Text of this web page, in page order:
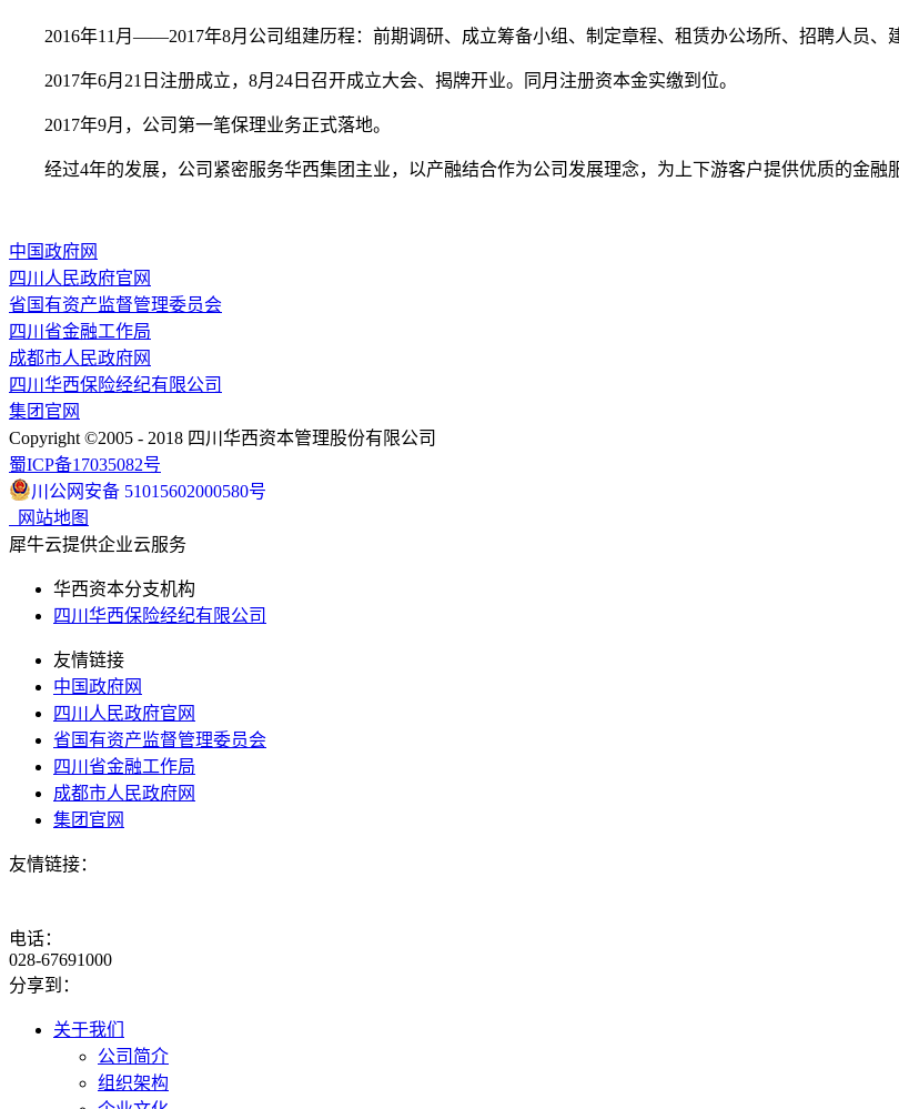
2016年11月——2017年8月公司组建历程：前期调研、成立筹备小组、制定章程、租赁办公场所、招聘人员、
2017年6月21日注册成立，8月24日召开成立大会、揭牌开业。同月注册资本金实缴到位。
2017年9月，公司第一笔保理业务正式落地。
经过4年的发展，公司紧密服务华西集团主业，以产融结合作为公司发展理念，为上下游客户提供优质的金
中国政府网
四川人民政府官网
省国有资产监督管理委员会
四川省金融工作局
成都市人民政府网
四川华西保险经纪有限公司
集团官网
Copyright ©2005 - 2018 四川华西资本管理股份有限公司
蜀ICP备17035082号
川公网安备 51015602000580号
网站地图
犀牛云提供企业云服务
华西资本分支机构
四川华西保险经纪有限公司
友情链接
中国政府网
四川人民政府官网
省国有资产监督管理委员会
四川省金融工作局
成都市人民政府网
集团官网
友情链接：
电话：
028-67691000
分享到：
关于我们
公司简介
组织架构